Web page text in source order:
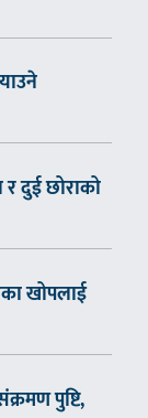
दुई छोराको
खोपलाई
पुष्टि,